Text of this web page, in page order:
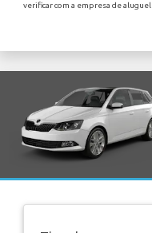
verificar com a empresa de